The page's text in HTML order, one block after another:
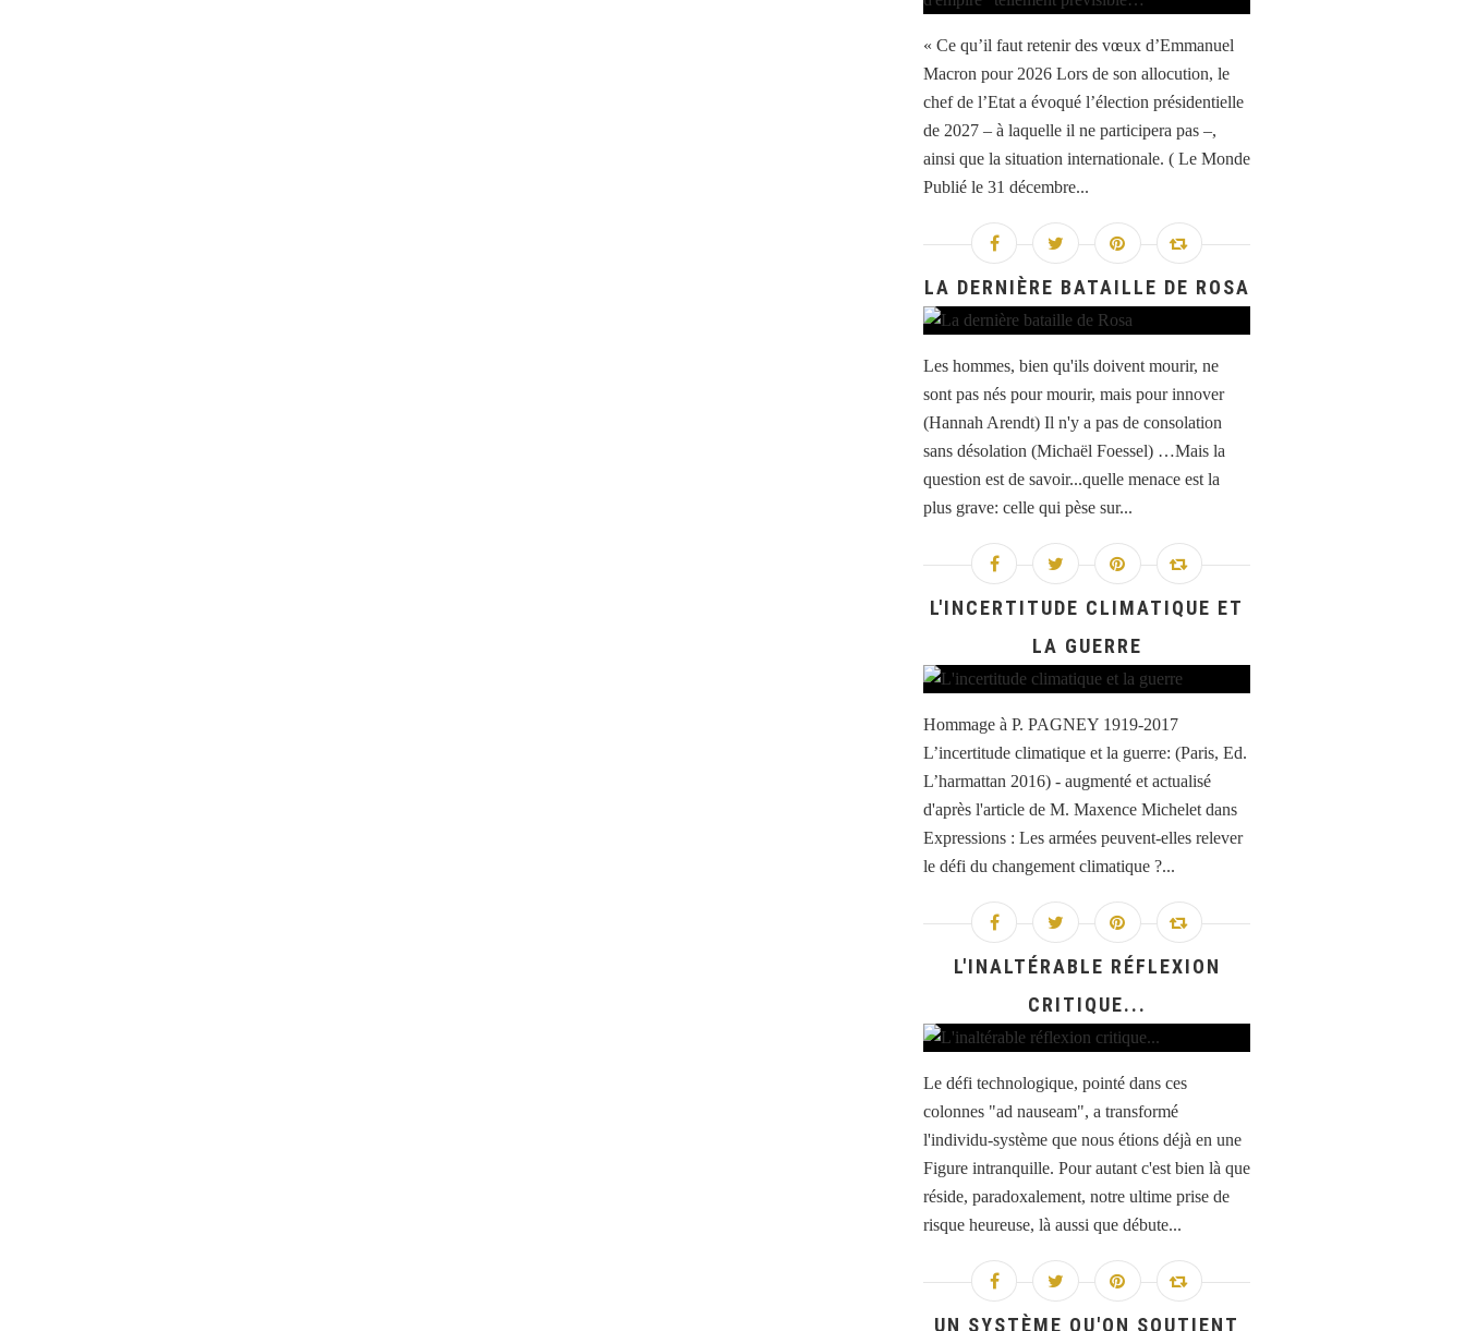
« Ce qu’il faut retenir des vœux d’Emmanuel
Macron pour 2026 Lors de son allocution, le
chef de l’Etat a évoqué l’élection présidentielle
de 2027 – à laquelle il ne participera pas –,
ainsi que la situation internationale. ( Le Monde
Publié le 31 décembre...
LA DERNIÈRE BATAILLE DE ROSA
Les hommes, bien qu'ils doivent mourir, ne
sont pas nés pour mourir, mais pour innover
(Hannah Arendt) Il n'y a pas de consolation
sans désolation (Michaël Foessel) …Mais la
question est de savoir...quelle menace est la
plus grave: celle qui pèse sur...
L'INCERTITUDE CLIMATIQUE ET
LA GUERRE
Hommage à P. PAGNEY 1919-2017
L’incertitude climatique et la guerre: (Paris, Ed.
L’harmattan 2016) - augmenté et actualisé
d'après l'article de M. Maxence Michelet dans
Expressions : Les armées peuvent-elles relever
le défi du changement climatique ?...
L'INALTÉRABLE RÉFLEXION
CRITIQUE...
Le défi technologique, pointé dans ces
colonnes "ad nauseam", a transformé
l'individu-système que nous étions déjà en une
Figure intranquille. Pour autant c'est bien là que
réside, paradoxalement, notre ultime prise de
risque heureuse, là aussi que débute...
UN SYSTÈME QU'ON SOUTIENT